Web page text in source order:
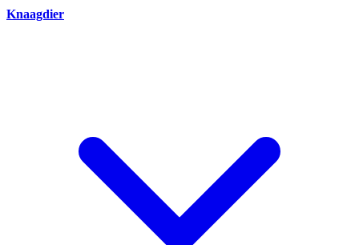
Knaagdier